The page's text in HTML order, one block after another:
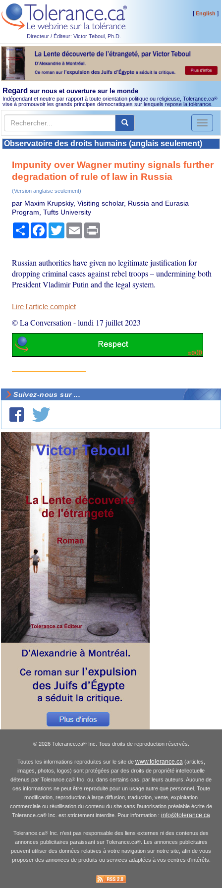
Directeur / Éditeur: Victor Teboul, Ph.D.
[English ]
Regard sur nous et ouverture sur le monde
Indépendant et neutre par rapport à toute orientation politique ou religieuse, Tolerance.ca®
vise à promouvoir les grands principes démocratiques sur lesquels repose la tolérance.
Toggle
Observatoire des droits humains (anglais seulement)
Impunity over Wagner mutiny signals further
degradation of rule of law in Russia
(Version anglaise seulement)
par Maxim Krupskiy, Visiting scholar, Russia and Eurasia
Program, Tufts University
PartagerFacebook
TwitterEmail
Russian authorities have given no legitimate justification for
dropping criminal cases against rebel troops – undermining both
President Vladimir Putin and the legal system.
Lire l'article complet
© La Conversation -lundi 17 juillet 2023
Suivez-nous sur ...
© 2026 Tolerance.ca®Inc. Tous droits de reproduction réservés.
Toutes les informations reproduites sur le site de www.tolerance.ca (articles,
images, photos, logos) sont protégées par des droits de propriété intellectuelle
détenus par Tolerance.ca® Inc. ou, dans certains cas, par leurs auteurs. Aucune de
ces informations ne peut être reproduite pour un usage autre que personnel. Toute
modification, reproduction à large diffusion, traduction, vente, exploitation
commerciale ou réutilisation du contenu du site sans l'autorisation préalable écrite de
Tolerance.ca® Inc. est strictement interdite. Pour information : info@tolerance.ca
Tolerance.ca® Inc. n'est pas responsable des liens externes ni des contenus des
annonces publicitaires paraissant sur Tolerance.ca®. Les annonces publicitaires
peuvent utiliser des données relatives à votre navigation sur notre site, afin de vous
proposer des annonces de produits ou services adaptées à vos centres d'intérêts.